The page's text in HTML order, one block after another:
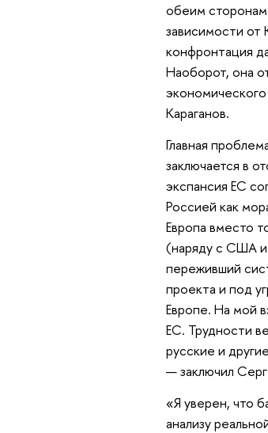
обеим сторонам
зависимости от
конфронтация
Наоборот, она
Караганов.
Главная
заключается в
экспансия ЕС
Россией как
Европа вместо
(наряду с США и
переживший
проекта и под
Европе. На мой
ЕС. Трудности
русские и
— заключил
«Я уверен, что
анализу